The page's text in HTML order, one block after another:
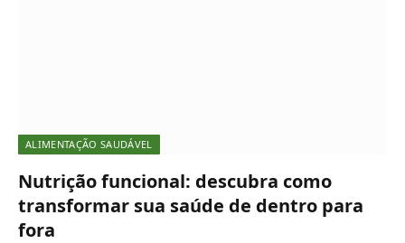
ALIMENTAÇÃO SAUDÁVEL
Nutrição funcional: descubra como
transformar sua saúde de dentro para
fora